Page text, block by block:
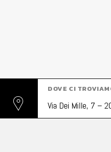
DOVE CI
Via Dei Mille, 7 –